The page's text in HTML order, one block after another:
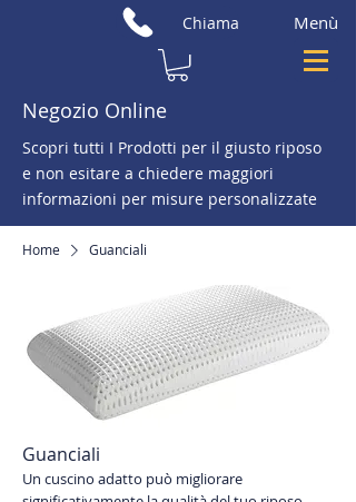
Chiama Menù
Negozio Online
Scopri tutti I Prodotti per il giusto riposo
e non esitare a chiedere maggiori
informazioni per misure personalizzate
Home Guanciali
Guanciali
Un cuscino adatto può migliorare